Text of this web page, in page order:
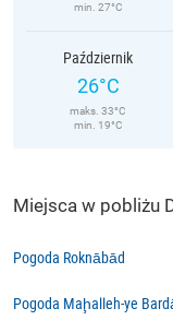
min. 27°C
Październik
26°C
maks. 33°C
min. 19°C
Miejsca w pobliżu
Pogoda Roknābād
Pogoda Maḩalleh-ye